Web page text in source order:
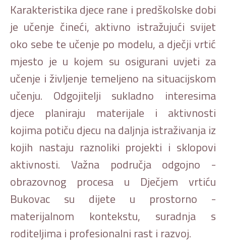
Karakteristika djece rane i predškolske dobi
je učenje čineći, aktivno istražujući svijet
oko sebe te učenje po modelu, a dječji vrtić
mjesto je u kojem su osigurani uvjeti za
učenje i življenje temeljeno na situacijskom
učenju. Odgojitelji sukladno interesima
djece planiraju materijale i aktivnosti
kojima potiču djecu na daljnja istraživanja iz
kojih nastaju raznoliki projekti i sklopovi
aktivnosti. Važna područja odgojno -
obrazovnog procesa u Dječjem vrtiću
Bukovac su dijete u prostorno -
materijalnom kontekstu, suradnja s
roditeljima i profesionalni rast i razvoj.